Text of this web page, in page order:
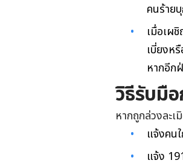
คนร้าย
เมื่อเผ
เบี่ยงห
หากอีก
วิธีรับมื
หากถูกล่วงละ
แจ้งคน
แจ้ง